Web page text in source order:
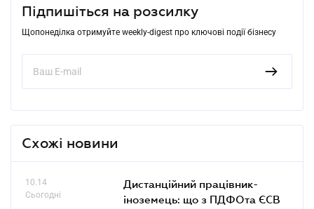
Підпишіться на розсилку
Щопонеділка отримуйте weekly-digest про ключові події бізнесу
Схожі новини
10.14
Сьогодні
Дистанційний працівник-
іноземець: що з ПДФОта ЄСВ